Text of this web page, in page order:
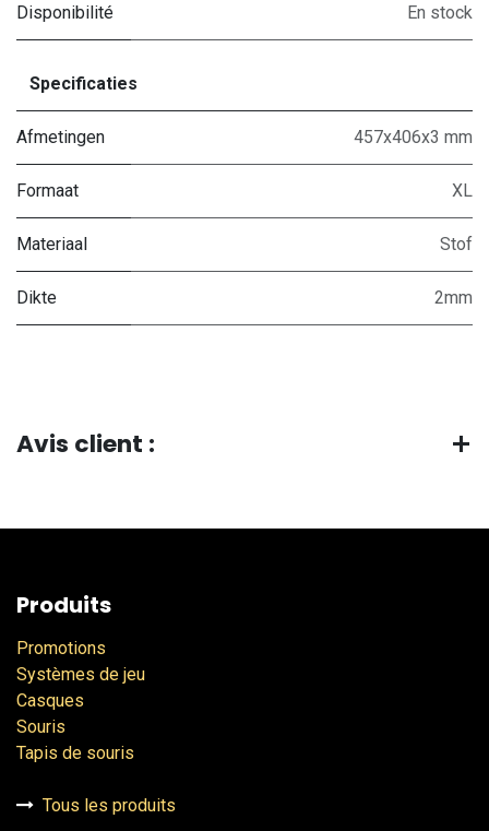
Disponibilité En stock
Specificaties
Afmetingen 457x406x3 mm
Formaat XL
Materiaal Stof
Dikte 2mm
Avis client :
Produits
Promotions
Systèmes de jeu
Casques
Souris
Tapis de souris
Tous les produits